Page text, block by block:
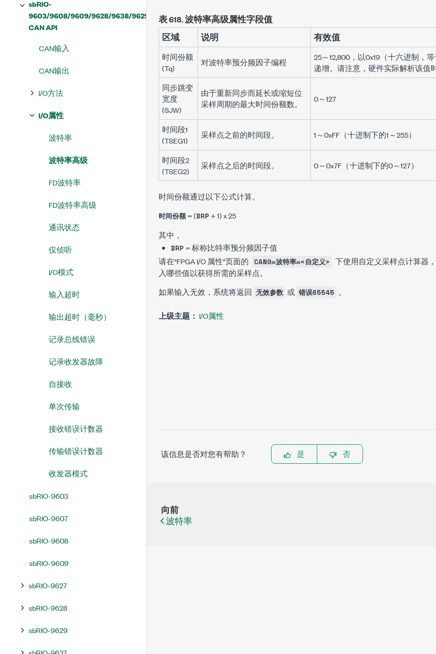
sbRIO-
9603/9608/9609/9628/9638/9629
CAN API
CAN输入
CAN输出
I/O方法
I/O属性
波特率
波特率高级
FD波特率
FD波特率高级
通讯状态
仅侦听
I/O模式
输入超时
输出超时（毫秒）
记录总线错误
记录收发器故障
自接收
单次传输
接收错误计数器
传输错误计数器
收发器模式
sbRIO-9603
sbRIO-9607
sbRIO-9608
sbRIO-9609
sbRIO-9627
sbRIO-9628
sbRIO-9629
表 618.波特率高级属性字段值
区域
说明 有效值
时间份额
(Tq)
对波特率预分频因子编程
25～12,800，以0x19（十六进制，
递增。请注意，硬件实际解析该值
同步跳变
宽度
(SJW)
由于重新同步而延长或缩短位
采样周期的最大时间份额数。
0～127
时间段1
(TSEG1)
采样点之前的时间段。 1～0xFF（十进制下的1～255）
时间段2
(TSEG2)
采样点之后的时间段。 0～0x7F（十进制下的0～127）
时间份额通过以下公式计算。
时间份额= (BRP+ 1) x 25
其中，
BRP = 标称比特率预分频因子值
请在“FPGA I/O 属性”页面的
CAN0»波特率»<自定义>
下使用自定义采样点计算器
入哪些值以获得所需的采样点。
如果输入无效，系统将返回 无效参数 或 错误65545 。
上级主题： I/O属性
该信息是否对您有帮助？ 是 否
向前
波特率